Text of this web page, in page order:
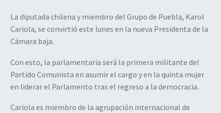
La diputada chilena y miembro del Grupo de Puebla, Karol
Cariola, se convirtió este lunes en la nueva Presidenta de la
Cámara baja.
Con esto, la parlamentaria será la primera militante del
Partido Comunista en asumir el cargo y en la quinta mujer
en liderar el Parlamento tras el regreso a la democracia.
Cariola es miembro de la agrupación internacional de